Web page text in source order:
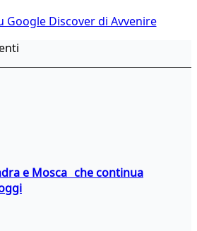
Google Discover di Avvenire
e Mosca che continua